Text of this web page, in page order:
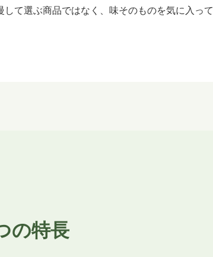
て選ぶ商品ではなく、味そのものを気に入って
の特長